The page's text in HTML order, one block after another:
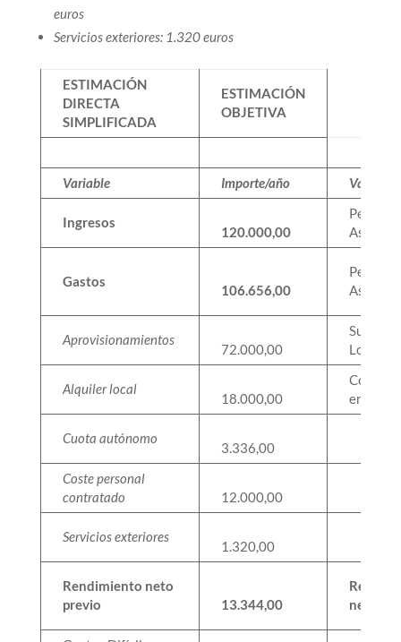
euros
Servicios exteriores: 1.320 euros
ESTIMACIÓN
DIRECTA
SIMPLIFICADA
ESTIMACIÓN
OBJETIVA
Variable Importe/año Variable
Ingresos
120.000,00
Personal
Gastos
106.656,00
Aprovisionamientos
72.000,00
Local
Alquiler local
18.000,00
energía
Cuota autónomo
3.336,00
Coste personal
contratado
12.000,00
Servicios exteriores
1.320,00
Rendimiento neto
previo
13.344,00
neto